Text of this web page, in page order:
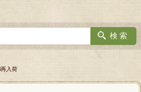
入荷